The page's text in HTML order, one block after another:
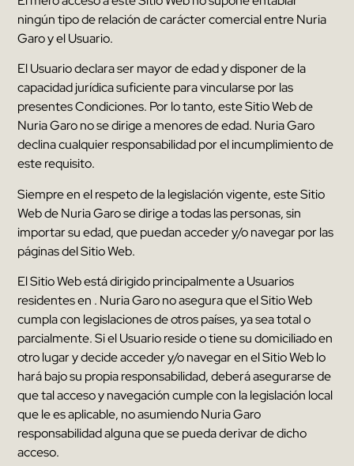
ningún tipo de relación de carácter comercial entreNuria
Garoy el Usuario.
El Usuario declara ser mayor de edad y disponer de la
capacidad jurídica suficiente para vincularse por las
presentes Condiciones. Por lo tanto,este Sitio Web de
Nuria Garono se dirige a menores de edad. Nuria Garo
declina cualquier responsabilidad por el incumplimiento de
este requisito.
Siempre en el respeto de la legislación vigente,este Sitio
Web deNuria Garose dirige a todas las personas,sin
importar su edad,que puedan acceder y/o navegar por las
páginas del Sitio Web.
El Sitio Web está dirigido principalmente a Usuarios
residentes en . Nuria Garono asegura que el Sitio Web
cumpla con legislaciones de otros países,ya sea total o
parcialmente.Si el Usuario reside o tiene su domiciliado en
otro lugar y decide acceder y/o navegar en el Sitio Web lo
hará bajo su propia responsabilidad,deberá asegurarse de
que tal acceso y navegación cumple con la legislación local
que le es aplicable, no asumiendoNuria Garo
responsabilidad alguna que se pueda derivar de dicho
acceso.